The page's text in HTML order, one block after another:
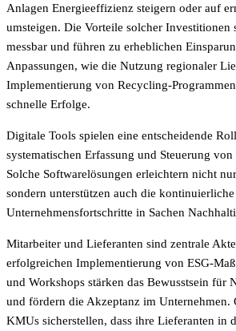
Anlagen Energieeffizienz steigern oder auf
umsteigen. Die Vorteile solcher Investitionen
messbar und führen zu erheblichen
Anpassungen, wie die Nutzung regionaler
Implementierung von Recycling-
schnelle Erfolge.
Digitale Tools spielen eine entscheidende
systematischen Erfassung und Steuerung
Solche Softwarelösungen erleichtern nicht
sondern unterstützen auch die
Unternehmensfortschritte in Sachen
Mitarbeiter und Lieferanten sind zentrale
erfolgreichen Implementierung von ESG-
und Workshops stärken das Bewusstsein für
und fördern die Akzeptanz im Unternehmen.
KMUs sicherstellen, dass ihre Lieferanten in